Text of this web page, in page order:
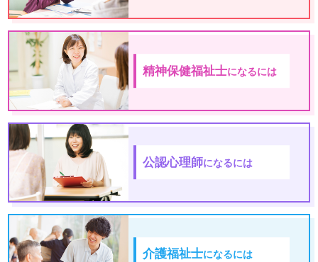
精神保健福祉士になるには
公認心理師になるには
介護福祉士になるには